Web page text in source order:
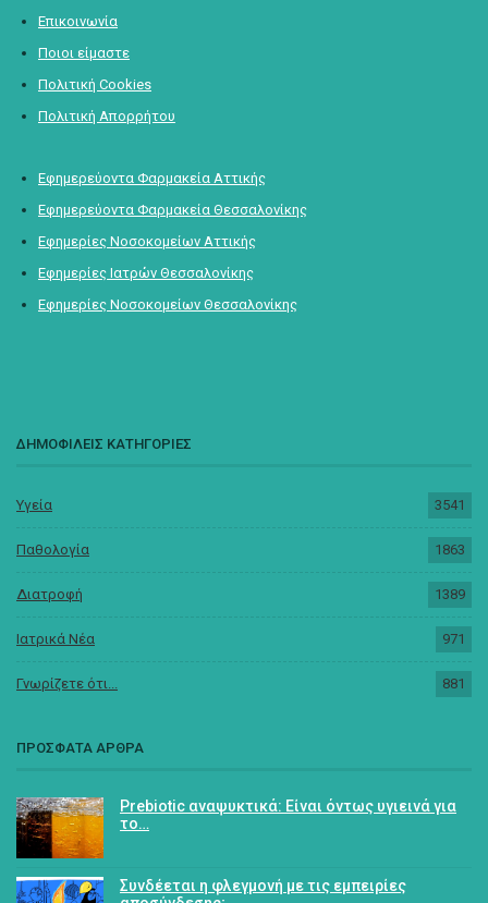
Επικοινωνία
Ποιοι είμαστε
Πολιτική Cookies
Πολιτική Απορρήτου
Εφημερεύοντα Φαρμακεία Αττικής
Εφημερεύοντα Φαρμακεία Θεσσαλονίκης
Εφημερίες Νοσοκομείων Αττικής
Εφημερίες Ιατρών Θεσσαλονίκης
Εφημερίες Νοσοκομείων Θεσσαλονίκης
ΔΗΜΟΦΙΛΕΙΣ ΚΑΤΗΓΟΡΙΕΣ
Υγεία 3541
Παθολογία 1863
Διατροφή 1389
Ιατρικά Νέα 971
Γνωρίζετε ότι... 881
ΠΡΟΣΦΑΤΑ ΑΡΘΡΑ
Prebiotic αναψυκτικά: Είναι όντως υγιεινά για
το…
Συνδέεται η φλεγμονή με τις εμπειρίες